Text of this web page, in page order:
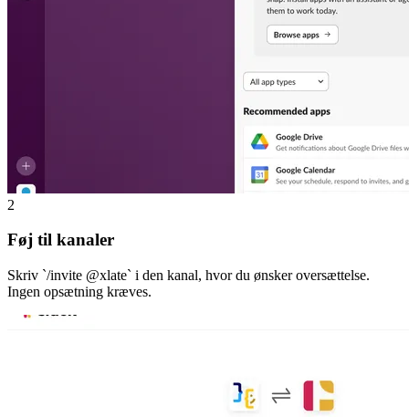
2
Føj til kanaler
Skriv `/invite @xlate` i den kanal, hvor du ønsker oversættelse.
Ingen opsætning kræves.